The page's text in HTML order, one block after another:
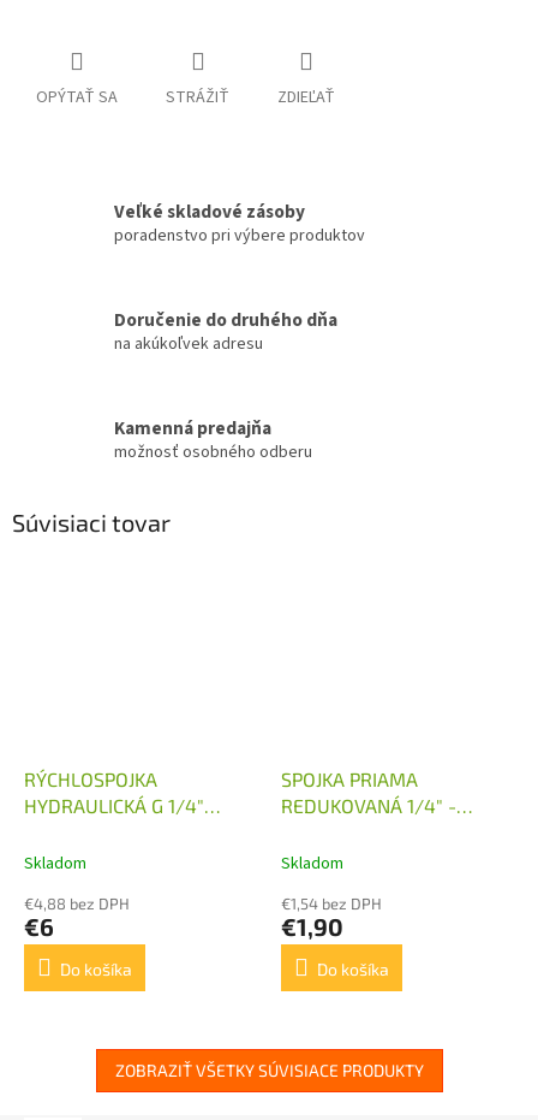
OPÝTAŤ SA STRÁŽIŤ ZDIEĽAŤ
Veľké skladové zásoby
poradenstvo pri výbere produktov
Doručenie do druhého dňa
na akúkoľvek adresu
Kamenná predajňa
možnosť osobného odberu
Súvisiaci tovar
RÝCHLOSPOJKA
HYDRAULICKÁ G 1/4"
Skladom
€4,88 bez DPH
€6
Do košíka
SPOJKA PRIAMA
REDUKOVANÁ 1/4" -
Skladom
€1,54 bez DPH
€1,90
Do košíka
ZOBRAZIŤ VŠETKY SÚVISIACE PRODUKTY